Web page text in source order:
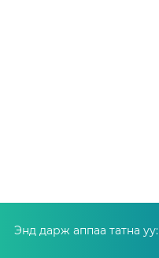
Энд дарж аппаа татна уу: